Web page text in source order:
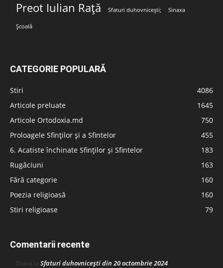
Preot Iulian Rață Sfaturi duhovnicești; Sinaxa
Școală
CATEGORIE POPULARĂ
Stiri
4086
Articole preluate
1645
Articole Ortodoxia.md
750
Proloagele Sfinților și a Sfintelor
455
6. Acatiste închinate Sfinților și Sfintelor
183
Rugăciuni
163
Fără categorie
160
Poezia religioasă
160
Stiri religioase
79
Comentarii recente
Doina la Sfaturi duhovnicești din 20 octombrie 2024